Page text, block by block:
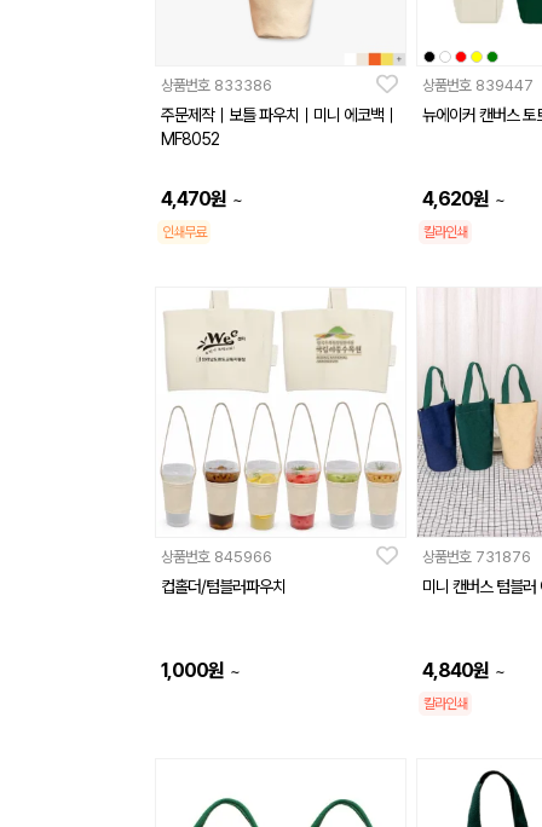
상품번호 833386
주문제작｜보틀 파우치｜미니 에코백｜
MF8052
4,470원 ~
인쇄무료
상품번호 839447
뉴에이커 캔버스 토
4,620원 ~
칼라인쇄
상품번호 845966
컵홀더/텀블러파우치
1,000원 ~
상품번호 731876
미니 캔버스 텀블
4,840원 ~
칼라인쇄